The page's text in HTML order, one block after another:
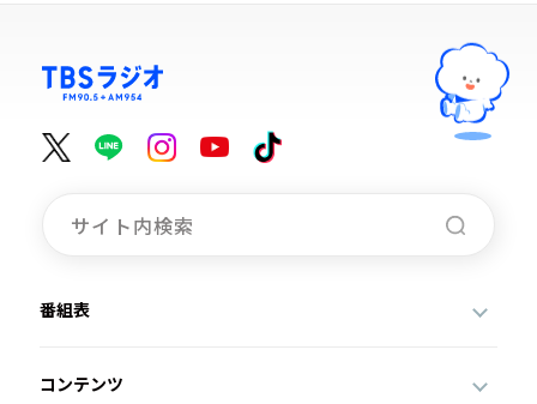
番組表
コンテンツ